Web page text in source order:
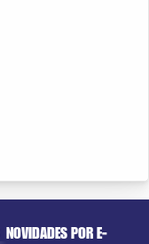
NOVIDADES POR E-